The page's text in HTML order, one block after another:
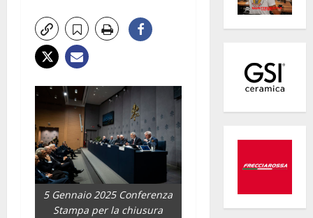
5 Gennaio 2025 Conferenza
Stampa per la chiusura